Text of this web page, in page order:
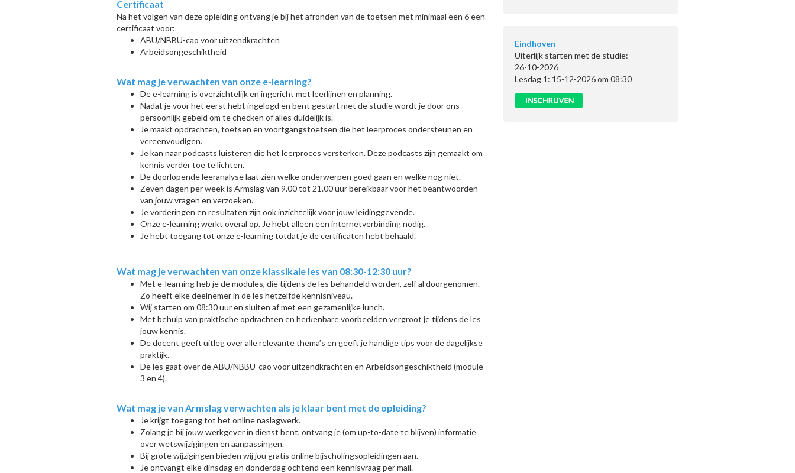
Certificaat
Na het volgen van deze opleiding ontvang je bij het afronden van de toetsen met minimaal een 6 een
certificaat voor:
ABU/NBBU-cao voor uitzendkrachten
Arbeidsongeschiktheid
Wat mag je verwachten van onze e-learning?
De e-learning is overzichtelijk en ingericht met leerlijnen en planning.
Nadat je voor het eerst hebt ingelogd en bent gestart met de studie wordt je door ons
persoonlijk gebeld om te checken of alles duidelijk is.
Je maakt opdrachten, toetsen en voortgangstoetsen die het leerproces ondersteunen en
vereenvoudigen.
Je kan naar podcasts luisteren die het leerproces versterken. Deze podcasts zijn gemaakt om
kennis verder toe te lichten.
De doorlopende leeranalyse laat zien welke onderwerpen goed gaan en welke nog niet.
Zeven dagen per week is Armslag van 9.00 tot 21.00 uur bereikbaar voor het beantwoorden
van jouw vragen en verzoeken.
Je vorderingen en resultaten zijn ook inzichtelijk voor jouw leidinggevende.
Onze e-learning werkt overal op. Je hebt alleen een internetverbinding nodig.
Je hebt toegang tot onze e-learning totdat je de certificaten hebt behaald.
Wat mag je verwachten van onze klassikale les van 08:30-12:30 uur?
Met e-learning heb je de modules, die tijdens de les behandeld worden, zelf al doorgenomen.
Zo heeft elke deelnemer in de les hetzelfde kennisniveau.
Wij starten om 08:30 uur en sluiten af met een gezamenlijke lunch.
Met behulp van praktische opdrachten en herkenbare voorbeelden vergroot je tijdens de les
jouw kennis.
De docent geeft uitleg over alle relevante thema’s en geeft je handige tips voor de dagelijkse
praktijk.
De les gaat over de ABU/NBBU-cao voor uitzendkrachten en Arbeidsongeschiktheid (module
3 en 4).
Wat mag je van Armslag verwachten als je klaar bent met de opleiding?
Je krijgt toegang tot het online naslagwerk.
Zolang je bij jouw werkgever in dienst bent, ontvang je (om up-to-date te blijven) informatie
over wetswijzigingen en aanpassingen.
Bij grote wijzigingen bieden wij jou gratis online bijscholingsopleidingen aan.
Je ontvangt elke dinsdag en donderdag ochtend een kennisvraag per mail.
Eindhoven
Uiterlijk starten met de studie:
26-10-2026
Lesdag 1: 15-12-2026 om 08:30